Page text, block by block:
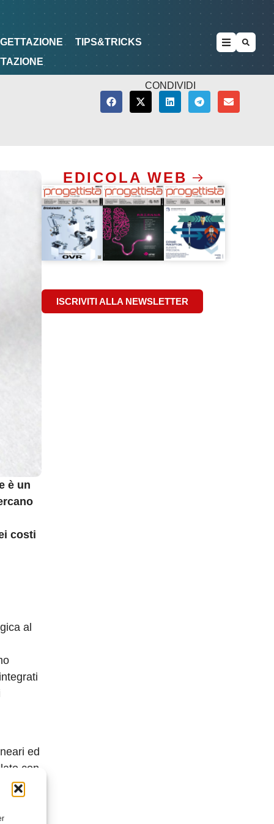
DI PROGETTAZIONE
TIPS&TRICKS
CONDIVIDI
è un
costi
al
ed
con
EDICOLA WEB
ISCRIVITI ALLA NEWSLETTER